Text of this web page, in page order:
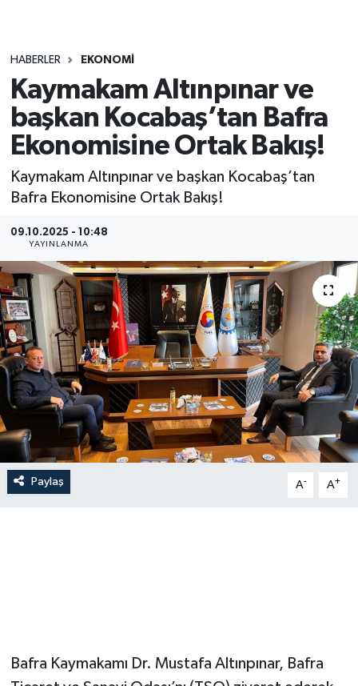
HABERLER EKONOMI
Kaymakam Altınpınar ve
başkan Kocabaş’tan Bafra
Ekonomisine Ortak Bakış!
Kaymakam Altınpınar ve başkan Kocabaş’tan
Bafra Ekonomisine Ortak Bakış!
09.10.2025 - 10:48
YAYINLANMA
Paylaş A- A+
Bafra Kaymakamı Dr. Mustafa Altınpınar, Bafra